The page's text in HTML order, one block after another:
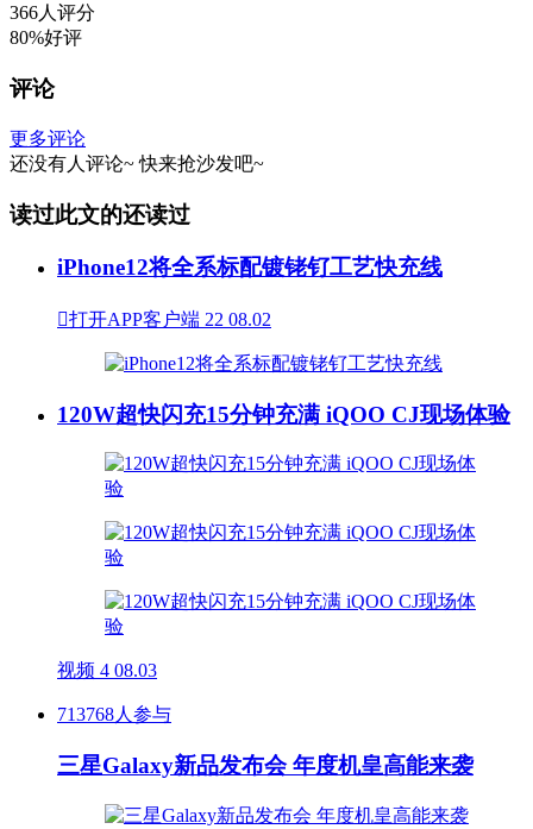
366人评分
80%好评
评论
更多评论
还没有人评论~ 快来抢沙发吧~
读过此文的还读过
iPhone12将全系标配镀铑钌工艺快充线
打开APP客户端 22 08.02
120W超快闪充15分钟充满 iQOO CJ现场体验
视频 4 08.03
713768人参与
三星Galaxy新品发布会 年度机皇高能来袭